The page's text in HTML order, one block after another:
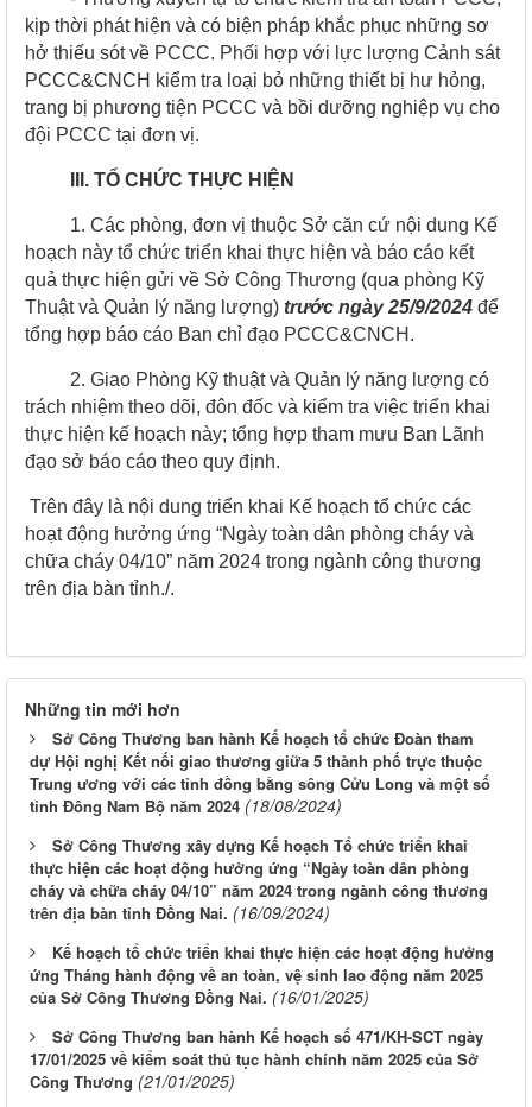
kịp thời phát hiện và có biện pháp khắc phục những sơ
hở thiếu sót về PCCC. Phối hợp với lực lượng Cảnh sát
PCCC&CNCH kiểm tra loại bỏ những thiết bị hư hỏng,
trang bị phương tiện PCCC và bồi dưỡng nghiệp vụ cho
đội PCCC tại đơn vị.
III. TỔ CHỨC THỰC HIỆN
1. Các phòng, đơn vị thuộc Sở căn cứ nội dung Kế
hoạch này tổ chức triển khai thực hiện và báo cáo kết
quả thực hiện gửi về Sở Công Thương (qua phòng Kỹ
Thuật và Quản lý năng lượng) trước ngày 25/9/2024 để
tổng hợp báo cáo Ban chỉ đạo PCCC&CNCH.
2. Giao Phòng Kỹ thuật và Quản lý năng lượng có
trách nhiệm theo dõi, đôn đốc và kiểm tra việc triển khai
thực hiện kế hoạch này; tổng hợp tham mưu Ban Lãnh
đạo sở báo cáo theo quy định.
Trên đây là nội dung triển khai Kế hoạch tổ chức các
hoạt động hưởng ứng “Ngày toàn dân phòng cháy và
chữa cháy 04/10” năm 2024 trong ngành công thương
trên địa bàn tỉnh./.
Những tin mới hơn
Sở Công Thương ban hành Kế hoạch tổ chức Đoàn tham
dự Hội nghị Kết nối giao thương giữa 5 thành phố trực thuộc
Trung ương với các tỉnh đồng bằng sông Cửu Long và một số
tỉnh Đông Nam Bộ năm 2024 (18/08/2024)
Sở Công Thương xây dựng Kế hoạch Tổ chức triển khai
thực hiện các hoạt động hưởng ứng “Ngày toàn dân phòng
cháy và chữa cháy 04/10” năm 2024 trong ngành công thương
trên địa bàn tỉnh Đồng Nai. (16/09/2024)
Kế hoạch tổ chức triển khai thực hiện các hoạt động hưởng
ứng Tháng hành động về an toàn, vệ sinh lao động năm 2025
của Sở Công Thương Đồng Nai. (16/01/2025)
Sở Công Thương ban hành Kế hoạch số 471/KH-SCT ngày
17/01/2025 về kiểm soát thủ tục hành chính năm 2025 của Sở
Công Thương (21/01/2025)